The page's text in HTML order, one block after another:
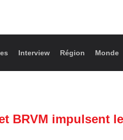
Interview Région Monde
BRVM impulsent